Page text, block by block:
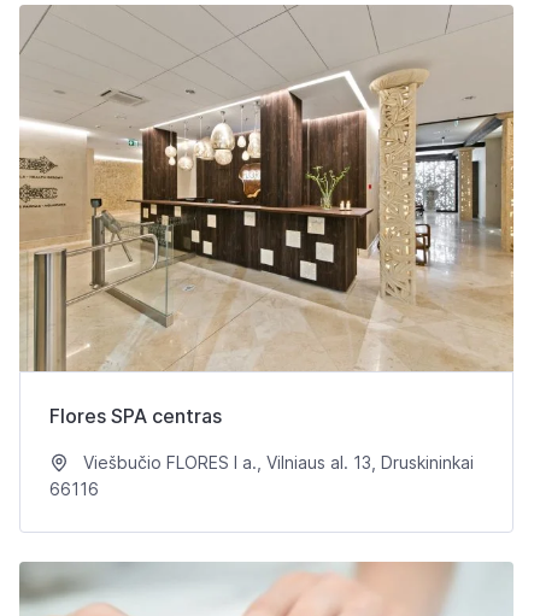
Flores SPA centras
Viešbučio FLORES I a., Vilniaus al. 13, Druskininkai
66116